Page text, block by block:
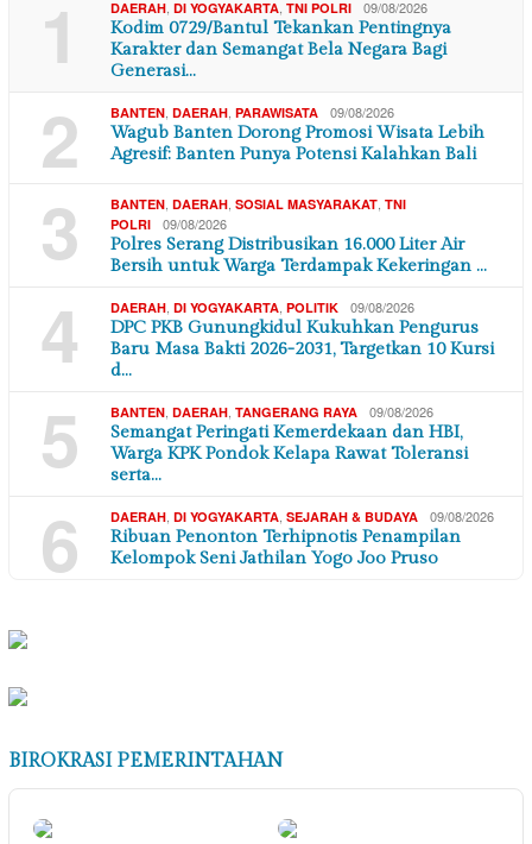
1 DAERAH DI YOGYAKARTA TNI POLRI 09/08/2026
Kodim 0729/Bantul Tekankan Pentingnya
Karakter dan Semangat Bela Negara Bagi
Generasi…
2 BANTEN DAERAH PARAWISATA 09/08/2026
Wagub Banten Dorong Promosi Wisata Lebih
Agresif: Banten Punya Potensi Kalahkan Bali
3 BANTEN DAERAH SOSIAL MASYARAKAT TNI
POLRI
09/08/2026
Polres Serang Distribusikan 16.000 Liter Air
Bersih untuk Warga Terdampak Kekeringan …
4 DAERAH DI YOGYAKARTA POLITIK 09/08/2026
DPC PKB Gunungkidul Kukuhkan Pengurus
Baru Masa Bakti 2026-2031, Targetkan 10 Kursi
d…
5 BANTEN DAERAH TANGERANG RAYA 09/08/2026
Semangat Peringati Kemerdekaan dan HBI,
Warga KPK Pondok Kelapa Rawat Toleransi
serta…
6 DAERAH DI YOGYAKARTA SEJARAH & BUDAYA 09/08/2026
Ribuan Penonton Terhipnotis Penampilan
Kelompok Seni Jathilan Yogo Joo Pruso
BIROKRASI PEMERINTAHAN